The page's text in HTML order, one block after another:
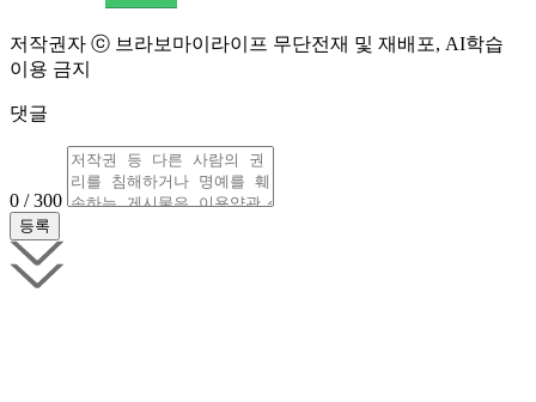
저작권자 ⓒ 브라보마이라이프 무단전재 및 재배포, AI학습
이용 금지
댓글
0 / 300